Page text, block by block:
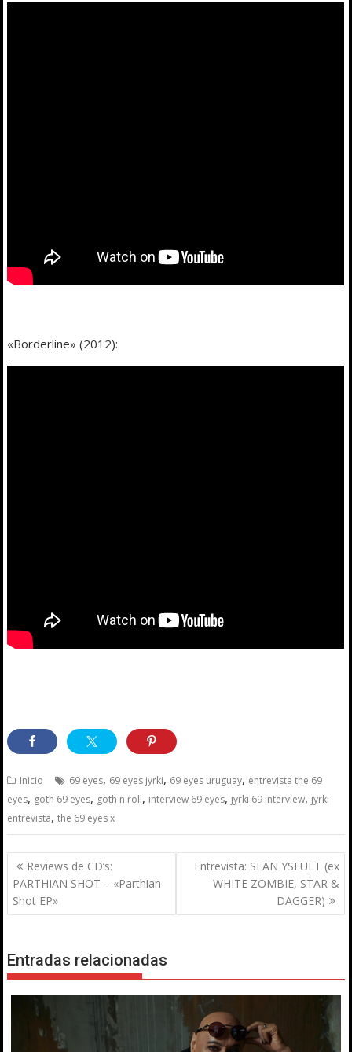
«Borderline» (2012):
Inicio 69 eyes, 69 eyes jyrki, 69 eyes uruguay, entrevista the 69
eyes, goth 69 eyes, goth n roll, interview 69 eyes, jyrki 69 interview, jyrki
entrevista,the 69 eyes x
Navegación
de
entradas
Reviews de CD’s:
PARTHIAN SHOT – «Parthian
Shot EP»
Entrevista: SEAN YSEULT (ex
WHITE ZOMBIE, STAR &
DAGGER)
Entradas relacionadas